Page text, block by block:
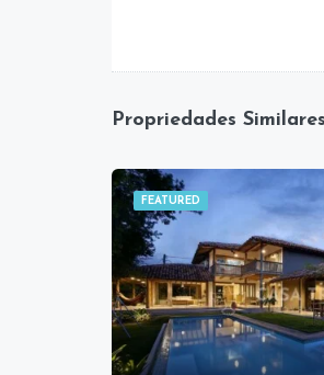
Propriedades Similares
FEATURED